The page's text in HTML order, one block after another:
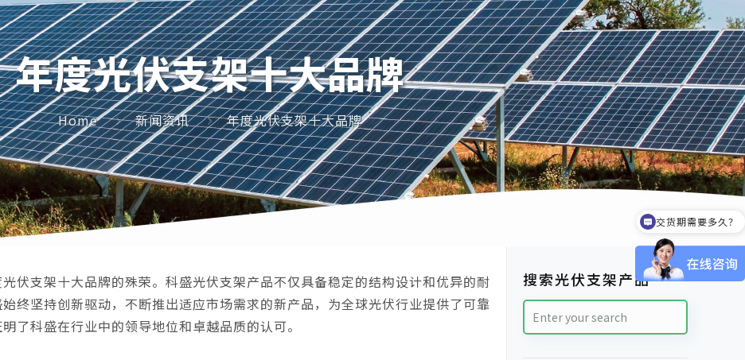
年度光伏支架十大品牌
Home 新闻资讯 年度光伏支架十大品牌
伏支架十大品牌的殊荣。科盛光伏支架产品不仅具备稳定的结构设计和优异的耐
终坚持创新驱动，不断推出适应市场需求的新产品，为全球光伏行业提供了可靠
了科盛在行业中的领导地位和卓越品质的认可。
搜索光伏支架产品
交货期需要多久？